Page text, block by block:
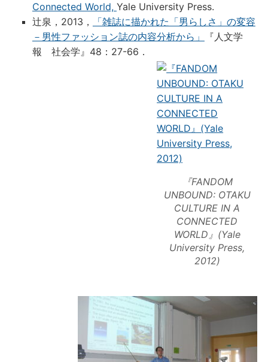
Connected World, Yale University Press.
辻泉，2013，
「雑誌に描かれた「男らしさ」の変容
－男性ファッション誌の内容分析から」
『人文学
報 社会学』48：27-66．
『FANDOM
UNBOUND: OTAKU
CULTURE IN A
CONNECTED
WORLD』(Yale
University Press,
2012)